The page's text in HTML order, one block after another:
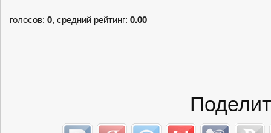
голосов: 0, средний рейтинг: 0.00